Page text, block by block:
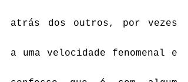
atrás dos outros, por vezes
a uma velocidade fenomenal e